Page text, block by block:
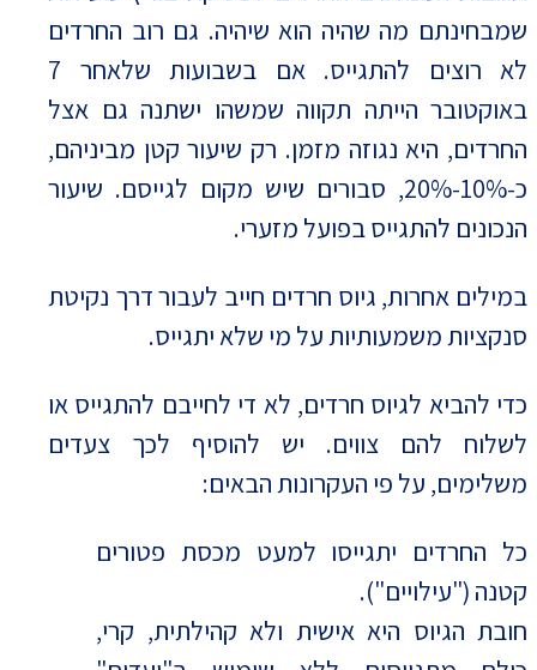
שמבחינתם מה שהיה הוא שיהיה. גם רוב החרדים
לא רוצים להתגייס. אם בשבועות שלאחר 7
באוקטובר הייתה תקווה שמשהו ישתנה גם אצל
החרדים, היא נגוזה מזמן. רק שיעור קטן מביניהם,
כ-10%-20%, סבורים שיש מקום לגייסם. שיעור
הנכונים להתגייס בפועל מזערי.
במילים אחרות, גיוס חרדים חייב לעבור דרך נקיטת
סנקציות משמעותיות על מי שלא יתגייס.
כדי להביא לגיוס חרדים, לא די לחייבם להתגייס או
לשלוח להם צווים. יש להוסיף לכך צעדים
משלימים, על פי העקרונות הבאים:
כל החרדים יתגייסו למעט מכסת פטורים
קטנה ("עילויים").
חובת הגיוס היא אישית ולא קהילתית, קרי,